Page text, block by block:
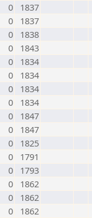
0
1837
0
1837
0
1838
0
1843
0
1834
0
1834
0
1834
0
1834
0
1847
0
1847
0
1825
0
1791
0
1793
0
1862
0
1862
0
1862